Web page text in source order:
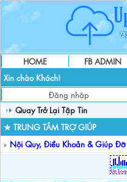
HOME FB ADMIN
Xin chào Khách!
Đăng nhập
Quay Trở Lại Tập Tin
★ TRUNG TÂM TRỢ GIÚP
» Nội Quy, Điều Khoản & Giúp Đỡ